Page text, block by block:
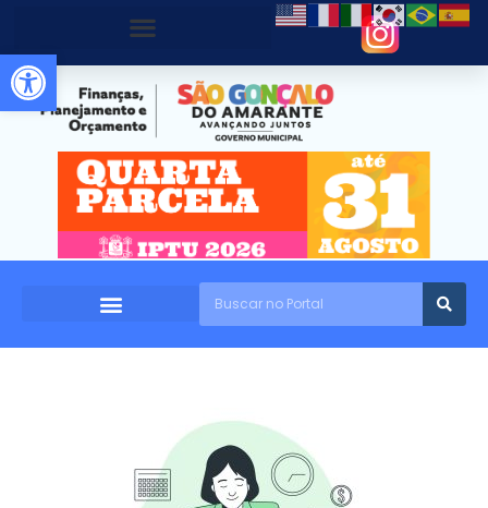
Abrir a barra de ferramentas